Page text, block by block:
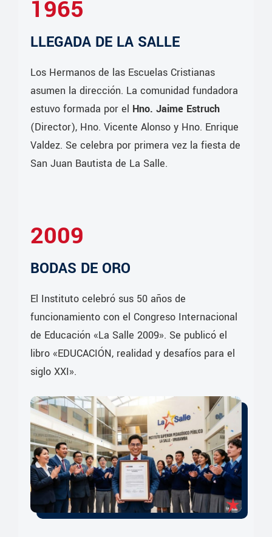
1965
LLEGADA DE LA SALLE
Los Hermanos de las Escuelas Cristianas
asumen la dirección. La comunidad fundadora
estuvo formada por el Hno. Jaime Estruch
(Director), Hno. Vicente Alonso y Hno. Enrique
Valdez. Se celebra por primera vez la fiesta de
San Juan Bautista de La Salle.
2009
BODAS DE ORO
El Instituto celebró sus 50 años de
funcionamiento con el Congreso Internacional
de Educación «La Salle 2009». Se publicó el
libro «EDUCACIÓN, realidad y desafíos para el
siglo XXI».